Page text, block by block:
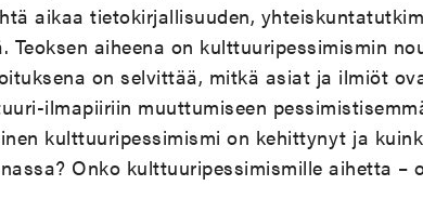
aikaa tietokirjallisuuden,
aiheena on kulttuuripessimismin
on selvittää, mitkä asiat ja ilmiöt
ilmapiiriin muuttumiseen
kulttuuripessimismi on kehittynyt ja
Onko kulttuuripessimismille aihetta –